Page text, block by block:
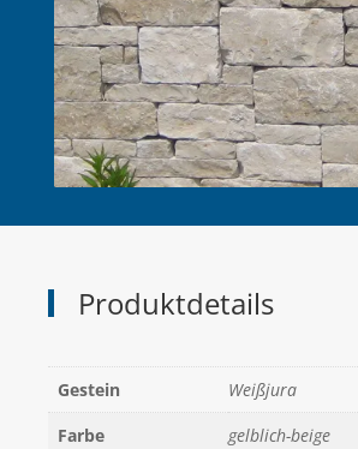
Produktdetails
Gestein
Weißjura
Farbe
gelblich-beige